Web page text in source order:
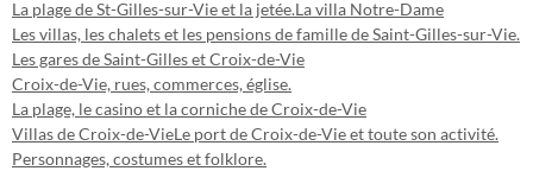
La plage de St-Gilles-sur-Vie et la jetée.La villa Notre-Dame
Les villas, les chalets et les pensions de famille de Saint-Gilles-sur-Vie.
Les gares de Saint-Gilles et Croix-de-Vie
Croix-de-Vie, rues, commerces, église.
La plage, le casino et la corniche de Croix-de-Vie
Villas de Croix-de-VieLe port de Croix-de-Vie et toute son activité.
Personnages, costumes et folklore.